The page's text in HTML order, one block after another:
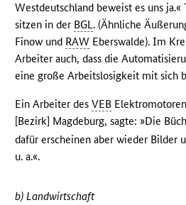
Westdeutschland beweist es uns
sitzen in der BGL. (Ähnliche
Finow und RAW Eberswalde). Im
Arbeiter auch, dass die
eine große Arbeitslosigkeit mit sich
Ein Arbeiter desVEB
[Bezirk] Magdeburg, sagte: »Die
dafür erscheinen aber wieder Bilder
u. a.«.
b) Landwirtschaft